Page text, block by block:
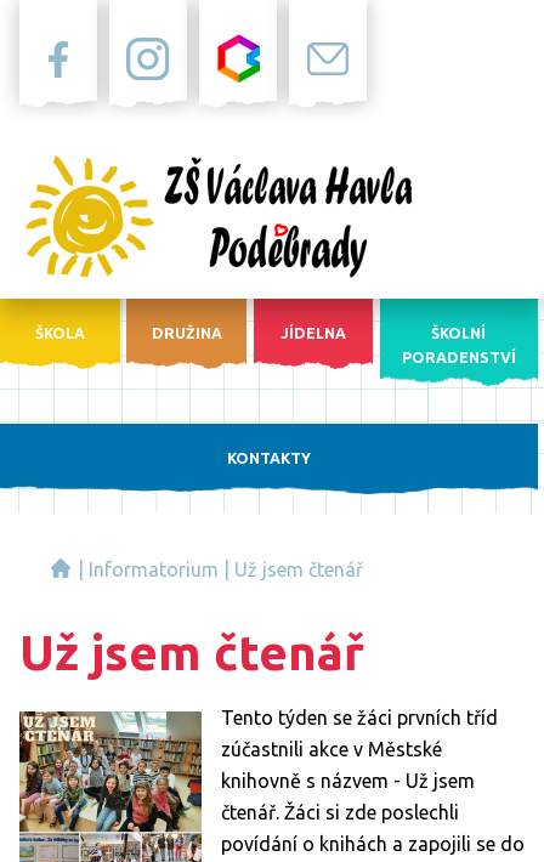
ŠKOLA DRUŽINA JÍDELNA
ŠKOLNÍ
PORADENSTVÍ
KONTAKTY
Informatorium Už jsem čtenář
Už jsem čtenář
Tento týden se žáci prvních tříd
zúčastnili akce v Městské
knihovně s názvem - Už jsem
čtenář. Žáci si zde poslechli
povídání o knihách a zapojili se do